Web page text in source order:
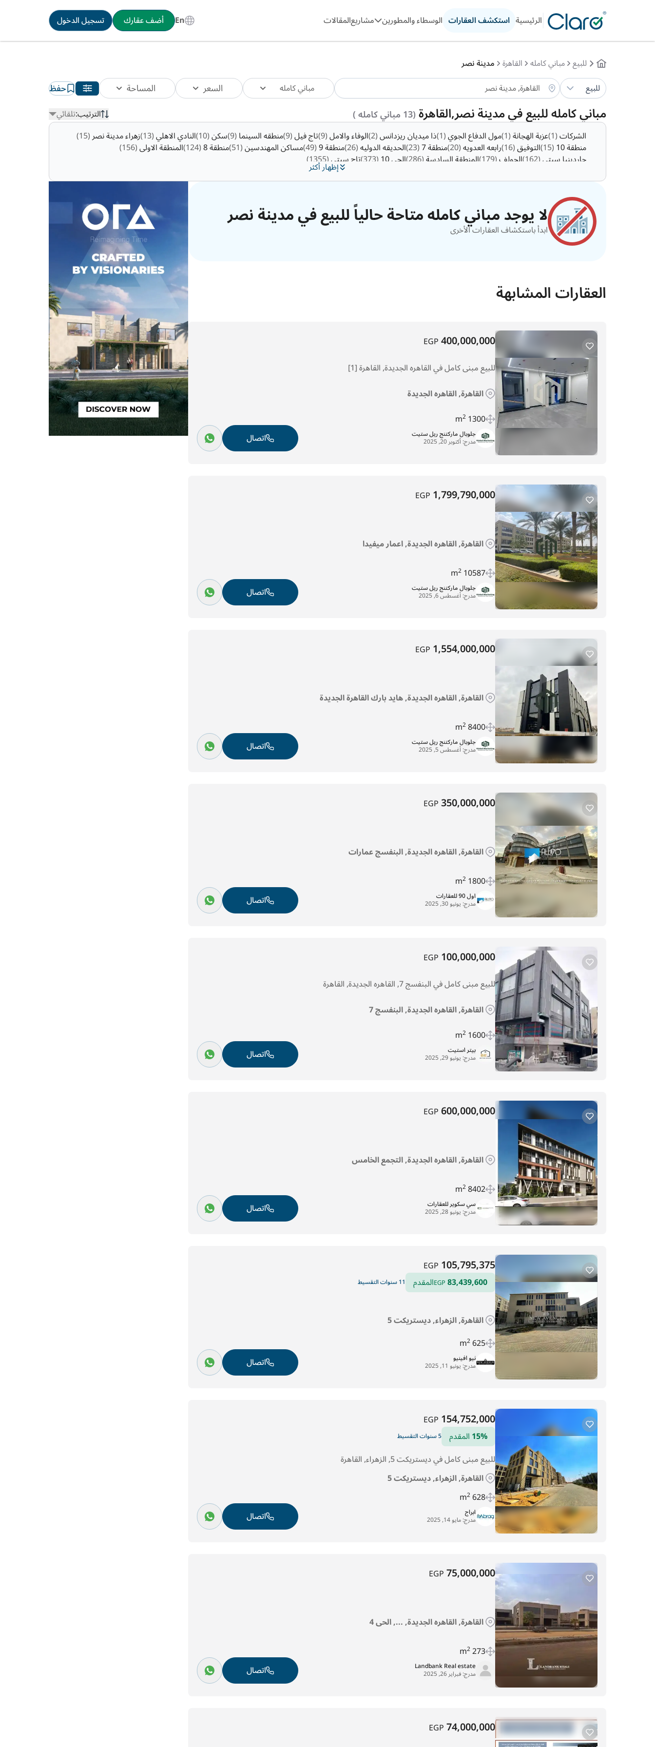
الرئيسية استكشف العقارات الوسطاء والمطورين مشاريعالمقالات En أضف عقارك تسجيل الدخول
للبيع مباني كامله القاهرة مدينة نصر
للبيع
مباني كامله السعر المساحة حفظ
مباني كامله للبيع في مدينة نصر,القاهرة(13 مباني كامله ) الترتيب:تلقائي
إظهار أكثر
الشركات(1) عزبة الهجانة(1) مول الدفاع الجوي(1) ذا ميديان ريزدانس(2) الوفاء والامل(9) تاج فيل(9) منطقه السينما(9) سكن(10) النادي الاهلي(13) زهراء مدينة نصر(15)
منطقة 10 (15) التوفيق(16) رابعه العدويه(20) منطقة 7 (23) الحديقه الدوليه(26) منطقة 9 (49) مساكن المهندسين(51) منطقة 8 (124) المنطقة الاولى(156)
جاردينيا سيتي(162) الجولف(179) المنطقة السادسة(286) الحى 10 (373) تاج سيتي(1355)
لا يوجد مباني كامله متاحة حالياً للبيع في مدينة نصر
ابدأ باستكشاف العقارات الأخرى
العقارات المشابهة
400,000,000
EGP
للبيع مبنى كامل في القاهره الجديدة, القاهرة [1]
القاهرة, القاهره الجديدة
1300 m
2
جلوبال ماركتنج ريل ستيت
مدرج:أكتوبر 20, 2025 اتصال
1,799,790,000
EGP
القاهرة, القاهره الجديدة, اعمار ميفيدا
10587 m
2
جلوبال ماركتنج ريل ستيت
مدرج:أغسطس 6, 2025 اتصال
1,554,000,000
EGP
القاهرة, القاهره الجديدة, هايد بارك القاهرة الجديدة
8400 m
2
جلوبال ماركتنج ريل ستيت
مدرج:أغسطس 5, 2025 اتصال
350,000,000
EGP
القاهرة, القاهره الجديدة, البنفسج عمارات
1800 m
2
اول 90 للعقارات
مدرج: يونيو 30, 2025 اتصال
100,000,000
EGP
للبيع مبنى كامل في البنفسج 7, القاهره الجديدة, القاهرة
القاهرة, القاهره الجديدة, البنفسج 7
1600 m
2
بيتر استيت
مدرج: يونيو 29, 2025 اتصال
600,000,000
EGP
القاهرة, القاهره الجديدة, التجمع الخامس
8402 m
2
سي سكوير للعقارات
مدرج: يونيو 28, 2025 اتصال
105,795,375
EGP
83,439,600
EGPالمقدم 11 سنوات التقسيط
القاهرة, الزهراء, ديستريكت 5
625 m
2
نيو افينيو
مدرج: يونيو 11, 2025 اتصال
154,752,000
EGP
15%المقدم 5 سنوات التقسيط
للبيع مبنى كامل في ديستريكت 5, الزهراء, القاهرة
القاهرة, الزهراء, ديستريكت 5
628 m
2
ابراج
مدرج:مايو 14, 2025 اتصال
75,000,000
EGP
القاهرة, القاهره الجديدة, ..., الحى 4
273 m
2
Landbank Real estate
مدرج:فبراير 26, 2025 اتصال
74,000,000
EGP